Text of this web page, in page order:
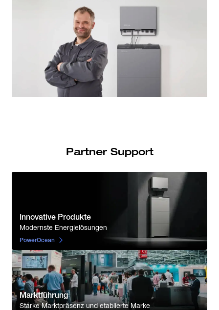
Partner Support
Innovative Produkte
Modernste Energielösungen
PowerOcean
Marktführung
Starke Marktpräsenz und etablierte Marke